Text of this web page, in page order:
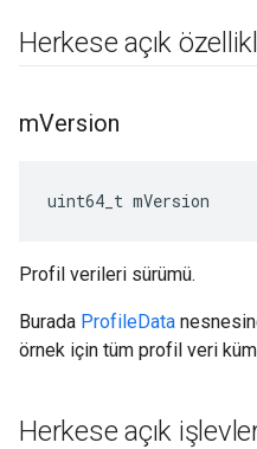
Herkese açık
mVersion
uint64_t mVersion
Profil verileri sürümü.
Burada ProfileData
örnek için tüm profil veri
Herkese açık